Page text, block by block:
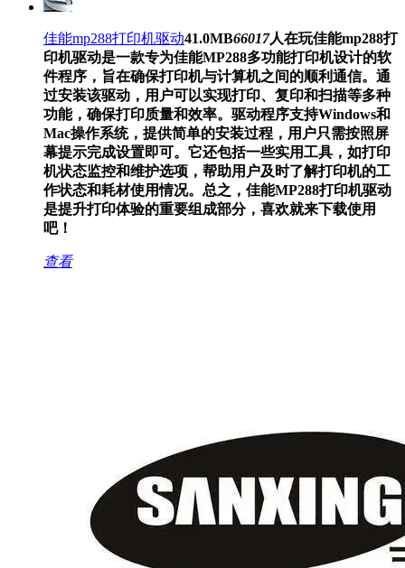
佳能mp288打印机驱动41.0MB66017人在玩佳能mp288打
印机驱动是一款专为佳能MP288多功能打印机设计的软
件程序，旨在确保打印机与计算机之间的顺利通信。通
过安装该驱动，用户可以实现打印、复印和扫描等多种
功能，确保打印质量和效率。驱动程序支持Windows和
Mac操作系统，提供简单的安装过程，用户只需按照屏
幕提示完成设置即可。它还包括一些实用工具，如打印
机状态监控和维护选项，帮助用户及时了解打印机的工
作状态和耗材使用情况。总之，佳能MP288打印机驱动
是提升打印体验的重要组成部分，喜欢就来下载使用
吧！
查看